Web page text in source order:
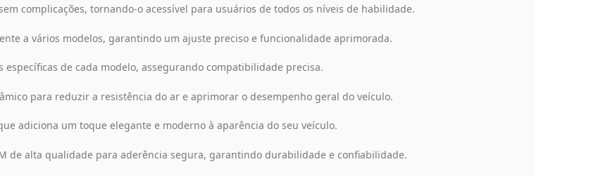
complicações, tornando-o acessível para usuários de todos os níveis de habilidade.
a vários modelos, garantindo um ajuste preciso e funcionalidade aprimorada.
específicas de cada modelo, assegurando compatibilidade precisa.
para reduzir a resistência do ar e aprimorar o desempenho geral do veículo.
adiciona um toque elegante e moderno à aparência do seu veículo.
de alta qualidade para aderência segura, garantindo durabilidade e confiabilidade.